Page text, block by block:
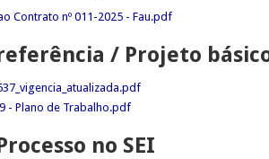
Contrato nº 011-2025 - Fau.pdf
/ Projeto
- Plano de Trabalho.pdf
no SEI